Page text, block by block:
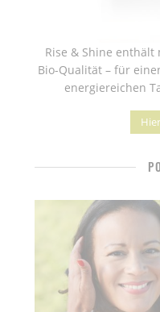
Rise & Shine
Bio-Qualität – für
energiereichen